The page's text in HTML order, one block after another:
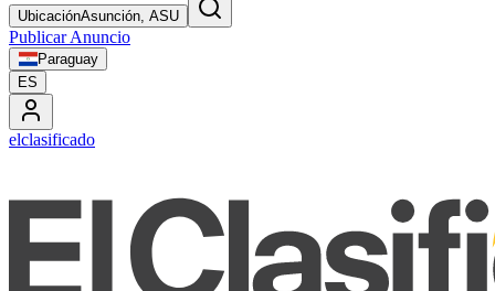
UbicaciónAsunción, ASU
Publicar Anuncio
Paraguay
ES
elclasificado